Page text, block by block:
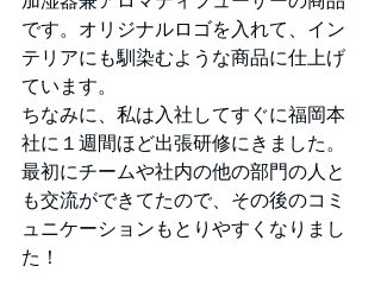
です。オリジナルロゴを入れて、イン
テリアにも馴染むような商品に仕上げ
ています。
ちなみに、私は入社してすぐに福岡本
社に１週間ほど出張研修にきました。
最初にチームや社内の他の部門の人と
も交流ができてたので、その後のコミ
ュニケーションもとりやすくなりまし
た！